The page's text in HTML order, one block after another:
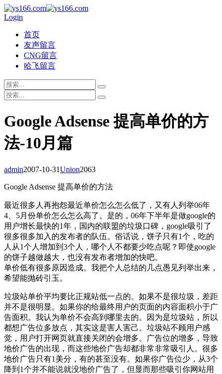
Login
首页
友声留言
CNG留言
哈飞留言
Google Adsense 提高单价的方
法-10月篇
admin2007-10-31Union2063
Google Adsense 提高单价的方法
最近很多人再抱怨最近单价怎么怎么低了，又有人列举06年
4、5月份单价怎么怎么高了。是的，06年下半年是做google的
用户增长最快的1年，国内的联盟的垃圾口碑，google吸引了
很多很多加入的发布者的队伍。俗话说，饼子只有1个，吃的
人从1个人增加到3个人，哪个人不都要少吃点呢？即使google
的饼子越做越大，也没有发布者增加的快吧。
单价低有很多原因造成。我把个人总结的几点愚见列举出来，
希望能抛砖引玉。
垃圾站单价平均要比正规站低一点的。如果不是很垃圾，差距
并不是很明显。如果你的给最终用户的页面的内容面积小于广
告面积。我认为单价不会高到哪里去的。因为是垃圾站，所以
都想广告位多放点，其实这是害人害己。垃圾站不顾用户感
觉，用户打开网页就直接关闭的会增多。广告位的增多，导致
地价广告的出现，而这些地价广告却都非常非常吸引人。很多
地价广告只有1美分，有的甚至没有。如果你广告位少，从3个
降到1个并不能说就没地价广告了，但显而那些吸引你网站用